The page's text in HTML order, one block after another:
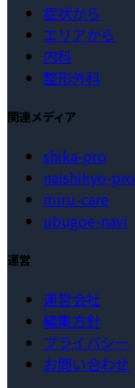
症状から
エリアから
内科
整形外科
関連メディア
shika-pro
naishikyo-pro
miru-care
ubugoe-navi
運営
運営会社
編集方針
プライバシー
お問い合わせ